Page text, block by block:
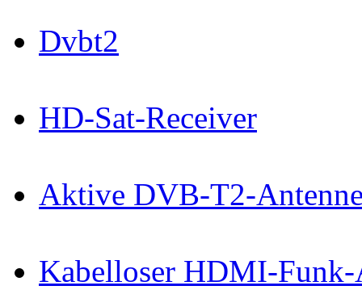
Dvbt2
HD-Sat-Receiver
Aktive DVB-T2-
Kabelloser HDMI-